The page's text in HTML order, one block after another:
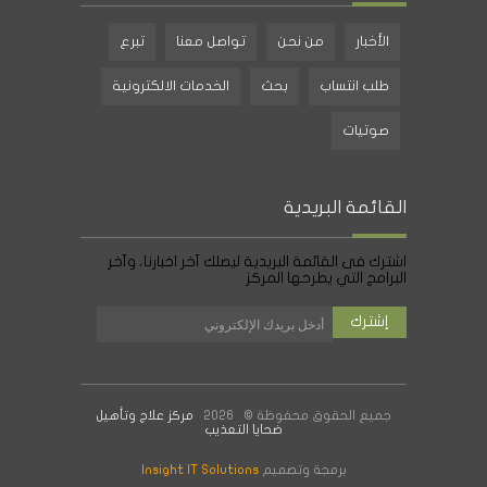
الأخبار من نحن تواصل معنا تبرع
طلب انتساب بحث الخدمات الالكترونية
صوتيات
القائمة البريدية
اشترك فى القائمة البريدية ليصلك آخر اخبارنا، وآخر
البرامج التي يطرحها المركز
جميع الحقوق محفوظة © 2026
مركز علاج وتأهيل
ضحايا التعذيب
برمجة وتصميمInsight IT Solutions